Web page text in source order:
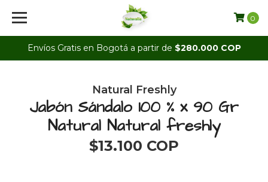
Envíos Gratis en Bogotá a partir de $280.000 COP
0
Natural Freshly
Jabón Sándalo 100 % x 90 Gr
Natural Natural freshly
$13.100 COP